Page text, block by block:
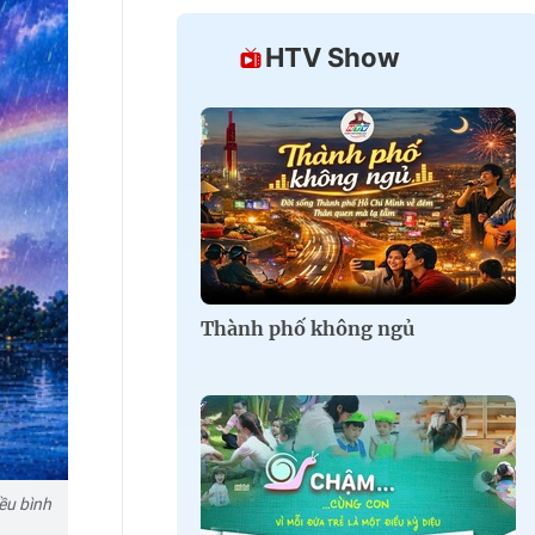
bình
HTV Show
Thành phố không ngủ